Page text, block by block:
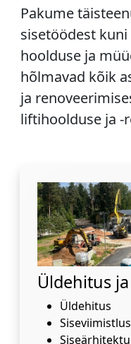
Pakume
sisetöödest
hoolduse ja
hõlmavad kõik
ja
liftihoolduse ja -
Üldehitus
Üldehitus
Siseviimistlus